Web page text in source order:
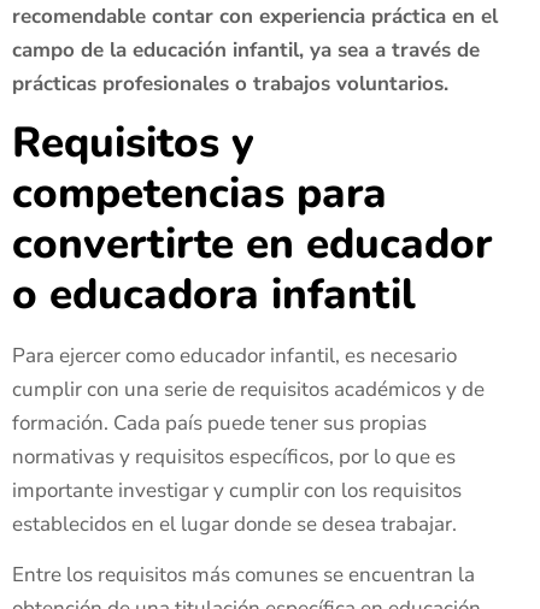
recomendable contar con experiencia práctica en el
campo de la educación infantil, ya sea a través de
prácticas profesionales o trabajos voluntarios.
Requisitos y
competencias para
convertirte en educador
o educadora infantil
Para ejercer como educador infantil, es necesario
cumplir con una serie de requisitos académicos y de
formación. Cada país puede tener sus propias
normativas y requisitos específicos, por lo que es
importante investigar y cumplir con los requisitos
establecidos en el lugar donde se desea trabajar.
Entre los requisitos más comunes se encuentran la